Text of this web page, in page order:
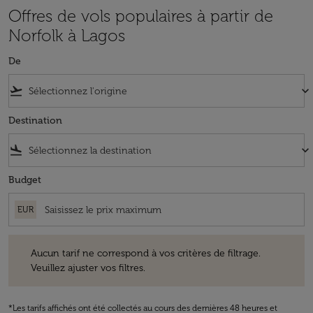
Offres de vols populaires à partir de
Norfolk à Lagos
De
flight_takeoff keyboard_arrow_down
Destination
flight_land keyboard_arrow_down
Budget
EUR
Aucun tarif ne correspond à vos critères de filtrage.
Veuillez ajuster vos filtres.
*Les tarifs affichés ont été collectés au cours des dernières 48 heures et